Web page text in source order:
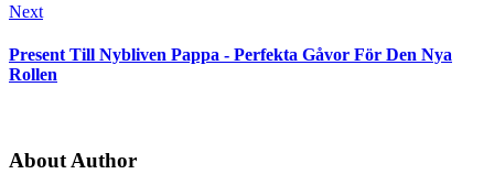
Next
Present Till Nybliven Pappa - Perfekta Gåvor För Den Nya
Rollen
About Author